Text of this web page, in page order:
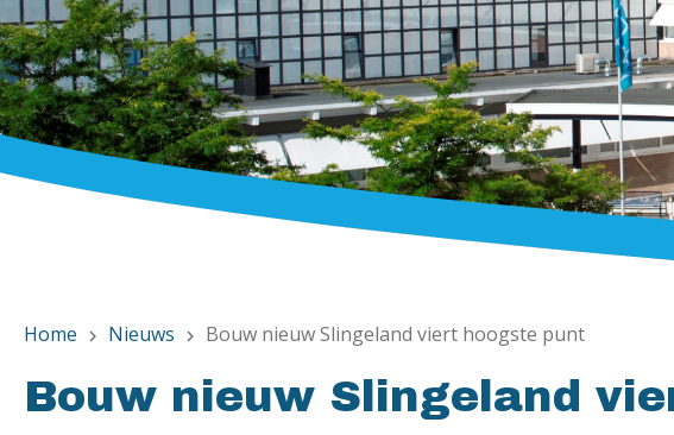
Home chevron_right Nieuws chevron_right Bouw nieuw Slingeland viert hoogste punt
Bouw nieuw Slingeland